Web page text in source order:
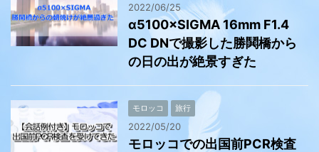
2022/06/25
α5100×SIGMA 16mm F1.4
DC DNで撮影した勝鬨橋から
の日の出が絶景すぎた
モロッコ 旅行
2022/05/20
モロッコでの出国前PCR検査